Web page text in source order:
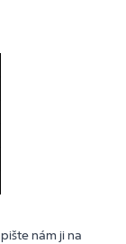
nám ji na